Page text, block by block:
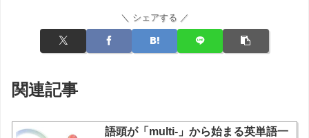
＼ シェアする ／
関連記事
語頭が「multi-」から始まる英単語一